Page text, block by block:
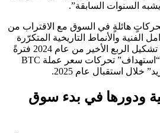
يشبه السنوات السابقة”.
هائلةٍ في السوق مع الاقتراب من
الفنية والأنماط التاريخية المتكرّرة
تتوافق مع توقعاتٍ بإمكانية تشكيل الربع الأخير من عام 2024 فترةً
محوريةً لرائدة القطاع، مع “استهداف” تحركات سعر عملة BTC
ودورها في بدء سوق